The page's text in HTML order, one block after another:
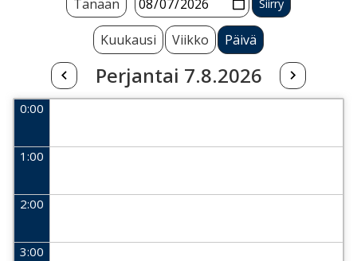
Kuukausi Viikko Päivä
Perjantai 7.8.2026
Tänään
0:00
1:00
2:00
3:00